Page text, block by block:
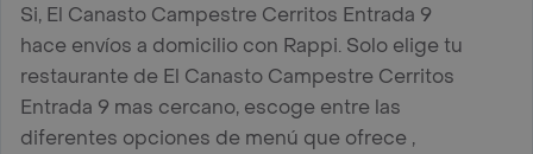
Si, El Canasto Campestre Cerritos Entrada 9
hace envíos a domicilio con Rappi. Solo elige tu
restaurante de El Canasto Campestre Cerritos
Entrada 9 mas cercano, escoge entre las
diferentes opciones de menú que ofrece ,